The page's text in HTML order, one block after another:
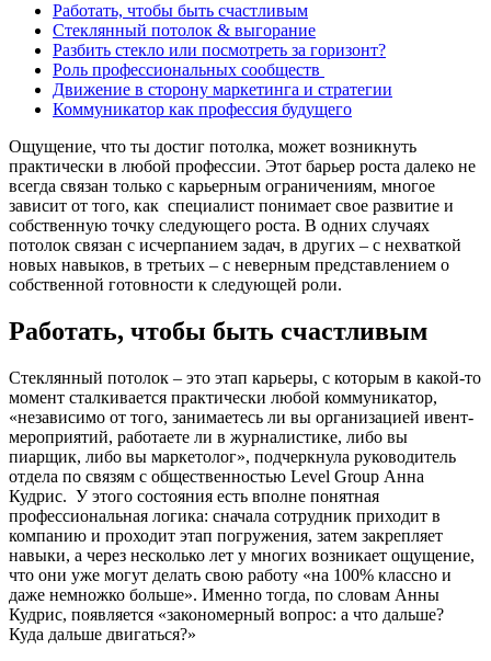
Работать, чтобы быть счастливым
Стеклянный потолок & выгорание
Разбить стекло или посмотреть за горизонт?
Роль профессиональных сообществ
Движение в сторону маркетинга и стратегии
Коммуникатор как профессия будущего
Ощущение, что ты достиг потолка, может возникнуть
практически в любой профессии. Этот барьер роста далеко не
всегда связан только с карьерным ограничениям, многое
зависит от того, как специалист понимает свое развитие и
собственную точку следующего роста. В одних случаях
потолок связан с исчерпанием задач, в других – с нехваткой
новых навыков, в третьих – с неверным представлением о
собственной готовности к следующей роли.
Работать, чтобы быть счастливым
Стеклянный потолок – это этап карьеры, с которым в какой-то
момент сталкивается практически любой коммуникатор,
«независимо от того, занимаетесь ли вы организацией ивент-
мероприятий, работаете ли в журналистике, либо вы
пиарщик, либо вы маркетолог», подчеркнула руководитель
отдела по связям с общественностью Level Group Анна
Кудрис. У этого состояния есть вполне понятная
профессиональная логика: сначала сотрудник приходит в
компанию и проходит этап погружения, затем закрепляет
навыки, а через несколько лет у многих возникает ощущение,
что они уже могут делать свою работу «на 100% классно и
даже немножко больше». Именно тогда, по словам Анны
Кудрис, появляется «закономерный вопрос: а что дальше?
Куда дальше двигаться?»